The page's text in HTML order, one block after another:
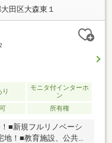
田区大森東１
2
り
モニタ付インターホ
ン
所有権
■新規フルリノベーシ
！■教育施設、公共施